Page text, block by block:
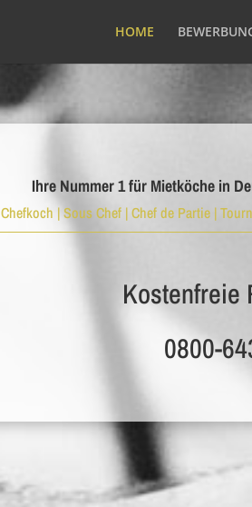
HOME
Ihre Nummer 1 für Mietköche in
Chefkoch | Sous Chef | Chef de Partie |
Kostenfreie
0800-